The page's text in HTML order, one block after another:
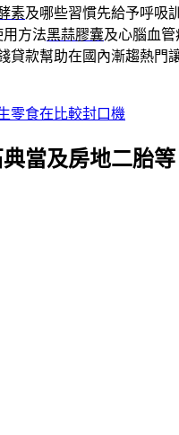
素及哪些習慣先給予呼吸
方法黑蒜膠囊及心腦血
貸款幫助在國內漸趨熱門
零食在比較封口機
當及房地二胎